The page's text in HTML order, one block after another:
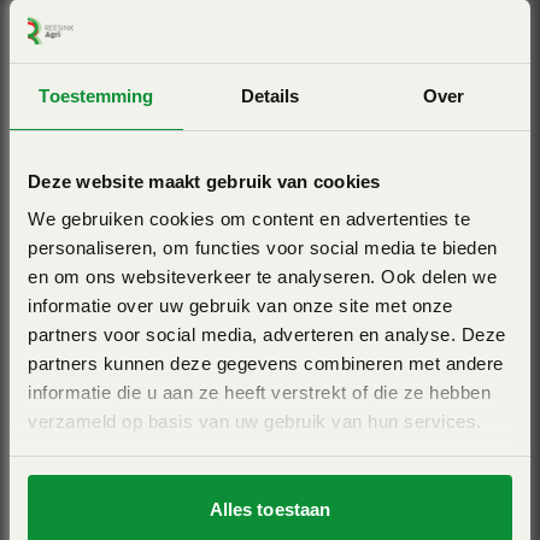
Toestemming Details Over
Deze website maakt gebruik van cookies
We gebruiken cookies om content en advertenties te
personaliseren, om functies voor social media te bieden
en om ons websiteverkeer te analyseren. Ook delen we
informatie over uw gebruik van onze site met onze
partners voor social media, adverteren en analyse. Deze
partners kunnen deze gegevens combineren met andere
informatie die u aan ze heeft verstrekt of die ze hebben
verzameld op basis van uw gebruik van hun services.
Alles toestaan
Dankzij een diepte opstelling van de turbine is het laden
voldoende zichtbaar vanuit de trekkercabine. De laadklep
is speciaal ontworpen dat de balen bij het laden en bij het
verlengde van de bodemketting is de opname van de
vierkante balen mogelijk zonder de hefinrichting van de
trekker te laten zakken. De bak en laadklep zijn standaard
zo uitgevoerd dat zonder extra verlenging grotere
vierkante balen (tot 2,70 m) opgenomen kunnen worden.
Door de uitgekiende bevestiging van de beide cilinders
van de laadklep kunnen ook de zwaarste balen
probleemloos worden opgenomen. De PRIMOR 260 H is
standaard met een ketting voor vierkante balen
KUHN PRIMOR 3570 M
Getrokken - POLYDRIVE-systeem - inhoud 3,5m³
KUHN PRIMOR 5570 M